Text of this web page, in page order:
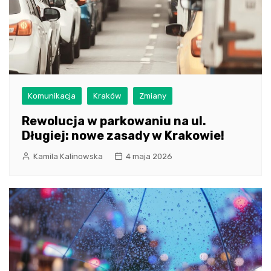
Komunikacja Kraków Zmiany
Rewolucja w parkowaniu na ul.
Długiej: nowe zasady w Krakowie!
Kamila Kalinowska 4 maja 2026